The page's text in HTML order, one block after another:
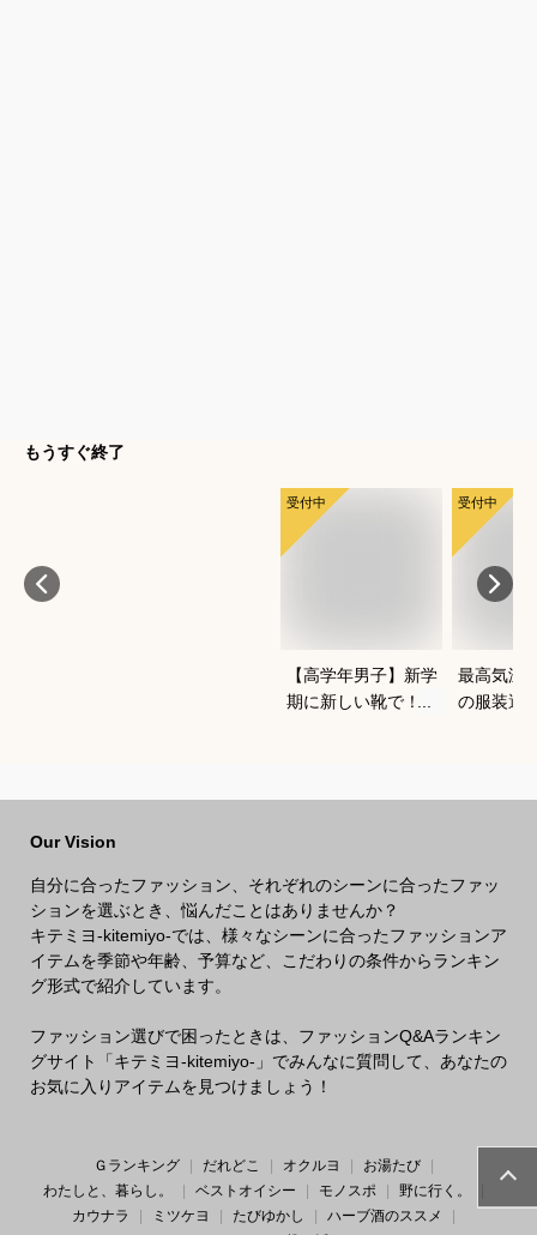
もうすぐ終了
受付中
【高学年男子】新学
期に新しい靴で！か
受付中
最高気温
の服装選
Our Vision
自分に合ったファッション、それぞれのシーンに合ったファッ
ションを選ぶとき、悩んだことはありませんか？
キテミヨ-kitemiyo-では、様々なシーンに合ったファッションア
イテムを季節や年齢、予算など、こだわりの条件からランキン
グ形式で紹介しています。
ファッション選びで困ったときは、ファッションQ&Aランキン
グサイト「キテミヨ-kitemiyo-」でみんなに質問して、あなたの
お気に入りアイテムを見つけましょう！
Ｇランキング だれどこ オクルヨ
お湯たび
わたしと、暮らし。
ベストオイシー モノスポ
野に行く。
カウナラ
ミツケヨ たびゆかし
ハーブ酒のススメ